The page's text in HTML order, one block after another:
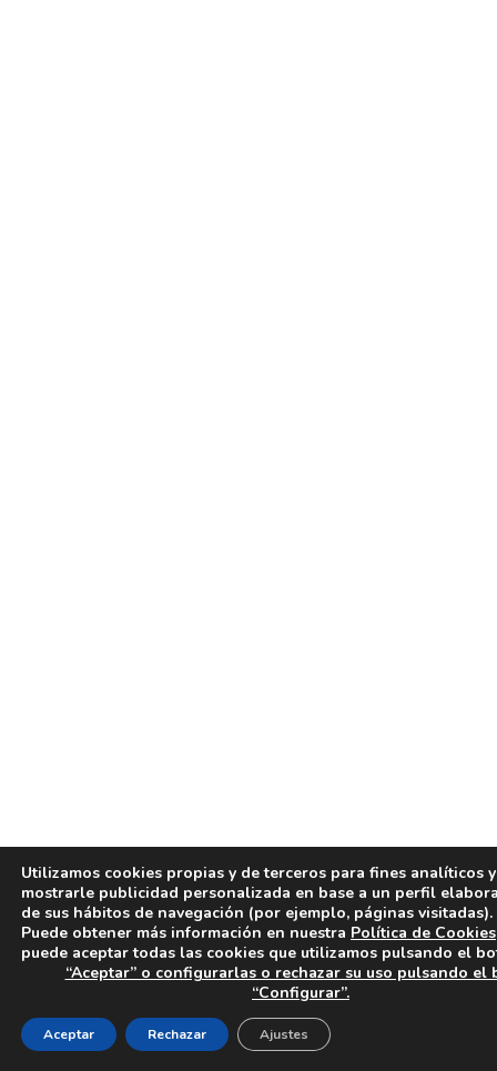
Utilizamos cookies propias y de terceros para fines analíticos
mostrarle publicidad personalizada en base a un perfil
de sus hábitos de navegación (por ejemplo, páginas visitadas).
Puede obtener más información en nuestra Política de Cookies
puede aceptar todas las cookies que utilizamos pulsando el
“Aceptar” o configurarlas o rechazar su uso pulsando el
“Configurar”.
Aceptar Rechazar Ajustes